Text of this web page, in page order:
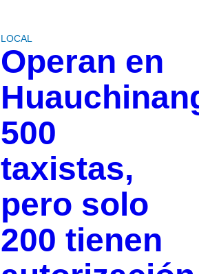
LOCAL
Operan en
500
taxistas,
pero solo
200 tienen